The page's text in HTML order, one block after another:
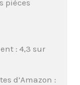
pièces
: 4,3 sur
d’Amazon :